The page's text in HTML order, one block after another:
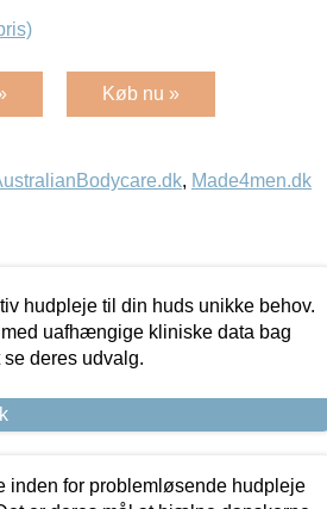
Køb nu »
, Made4men.dk
hudpleje til din huds unikke behov.
uafhængige kliniske data bag
deres udvalg.
inden for problemløsende hudpleje